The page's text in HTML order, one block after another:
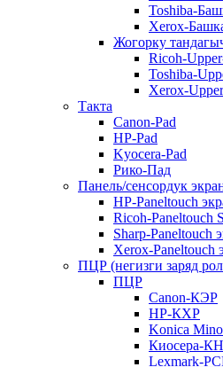
Toshiba-
Xerox-
Жогорку
Ricoh-
Toshiba-
Xerox-
Такта
Canon-Pad
HP-Pad
Kyocera-Pad
Рико-Пад
Панель/сенсордук
HP-Paneltouch
Ricoh-Paneltouch
Sharp-Paneltouch
Xerox-Paneltouch
ПЦР (негизги заряд
ПЦР
Canon-КЭР
HP-КХР
Konica
Киосера-
Lexmark-